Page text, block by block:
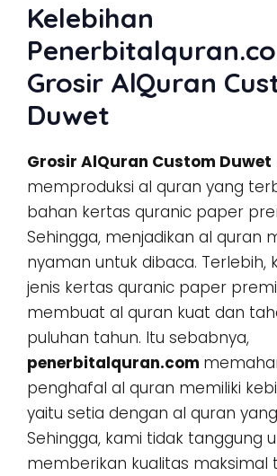
Kelebihan
Grosir AlQuran
Duwet
Grosir AlQuran Custom Duwet
memproduksi al quran yang
bahan kertas quranic paper
Sehingga, menjadikan al quran
nyaman untuk dibaca. Terlebih,
jenis kertas quranic paper
membuat al quran kuat dan
puluhan tahun. Itu sebabnya,
penerbitalquran.com
penghafal al quran memiliki
yaitu setia dengan al quran
Sehingga, kami tidak tanggung
memberikan kualitas maksimal